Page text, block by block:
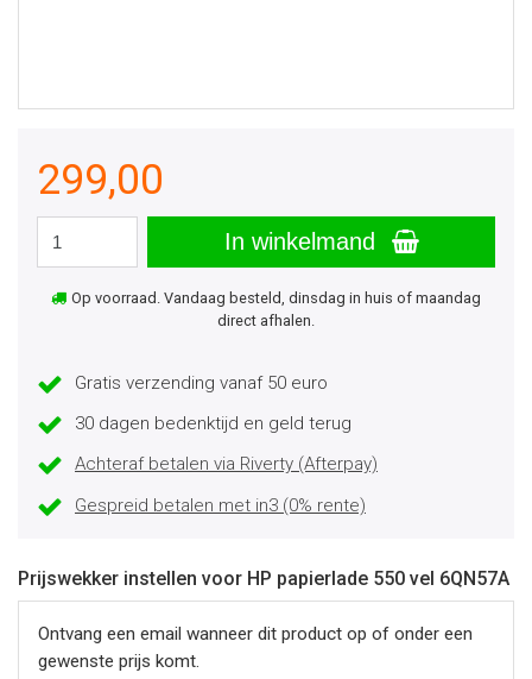
299,00
In winkelmand
Op voorraad. Vandaag besteld, dinsdag in huis of maandag
direct afhalen.
Gratis verzending vanaf 50 euro
30 dagen bedenktijd en geld terug
Achteraf betalen via Riverty (Afterpay)
Gespreid betalen met in3 (0% rente)
Prijswekker instellen voor HP papierlade 550 vel 6QN57A
Ontvang een email wanneer dit product op of onder een
gewenste prijs komt.